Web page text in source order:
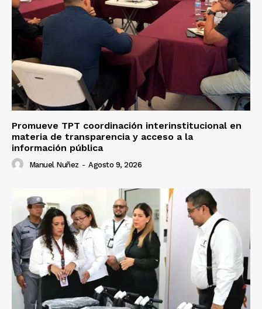
Promueve TPT coordinación interinstitucional en
materia de transparencia y acceso a la
información pública
Manuel Nuñez - Agosto 9, 2026